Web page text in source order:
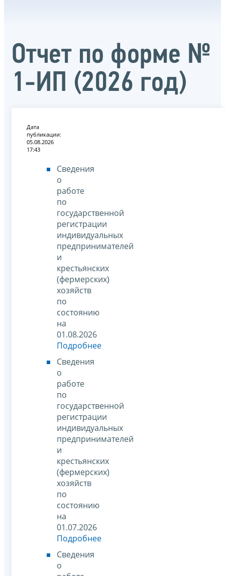
Отчет по форме №
1-ИП (2026 год)
Дата
публикации:
05.08.2026
17:43
Сведения
о
работе
по
государственной
регистрации
индивидуальных
предпринимателей
и
крестьянских
(фермерских)
хозяйств
по
состоянию
на
01.08.2026
Подробнее
Сведения
о
работе
по
государственной
регистрации
индивидуальных
предпринимателей
и
крестьянских
(фермерских)
хозяйств
по
состоянию
на
01.07.2026
Подробнее
Сведения
о